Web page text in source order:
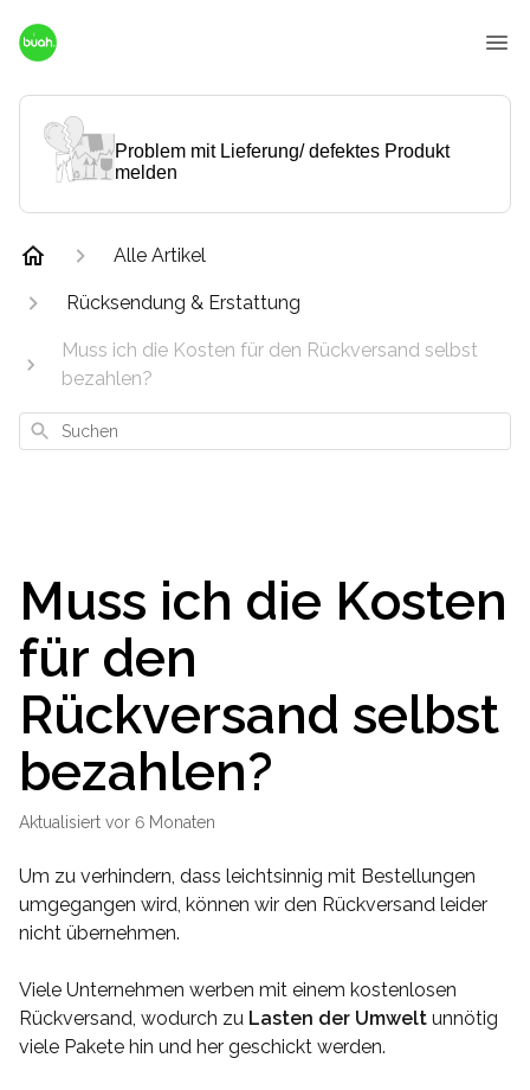
Problem mit Lieferung/ defektes Produkt
melden
Alle Artikel
Rücksendung & Erstattung
Muss ich die Kosten für den Rückversand selbst
bezahlen?
Suchen
Muss ich die Kosten
für den
Rückversand selbst
bezahlen?
Aktualisiert vor 6 Monaten
Um zu verhindern, dass leichtsinnig mit Bestellungen
umgegangen wird, können wir den Rückversand leider
nicht übernehmen.
Viele Unternehmen werben mit einem kostenlosen
Rückversand, wodurch zu Lasten der Umwelt unnötig
viele Pakete hin und her geschickt werden.